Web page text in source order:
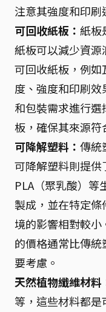
注意其強度和印刷
可回收紙板： 紙板
紙板可以減少資
可回收紙板，例
度、強度和印刷
和包裝需求進行選
板，確保其來源符
可降解塑料： 傳統
可降解塑料則提
PLA（聚乳酸）等
製成，並在特定
境的影響相對較
的價格通常比傳
要考慮。
天然植物纖維材料
等，這些材料都